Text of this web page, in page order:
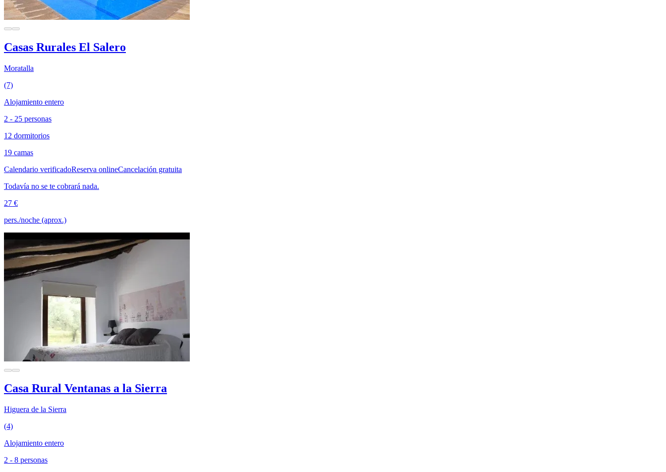
Casas Rurales El Salero
Moratalla
(7)
Alojamiento entero
2 - 25 personas
12 dormitorios
19 camas
Calendario verificadoReserva onlineCancelación gratuita
Todavía no se te cobrará nada.
27 €
pers./noche (aprox.)
Casa Rural Ventanas a la Sierra
Higuera de la Sierra
(4)
Alojamiento entero
2 - 8 personas